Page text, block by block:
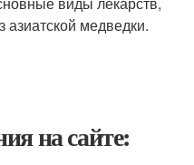
азиатской медведки.
на сайте: